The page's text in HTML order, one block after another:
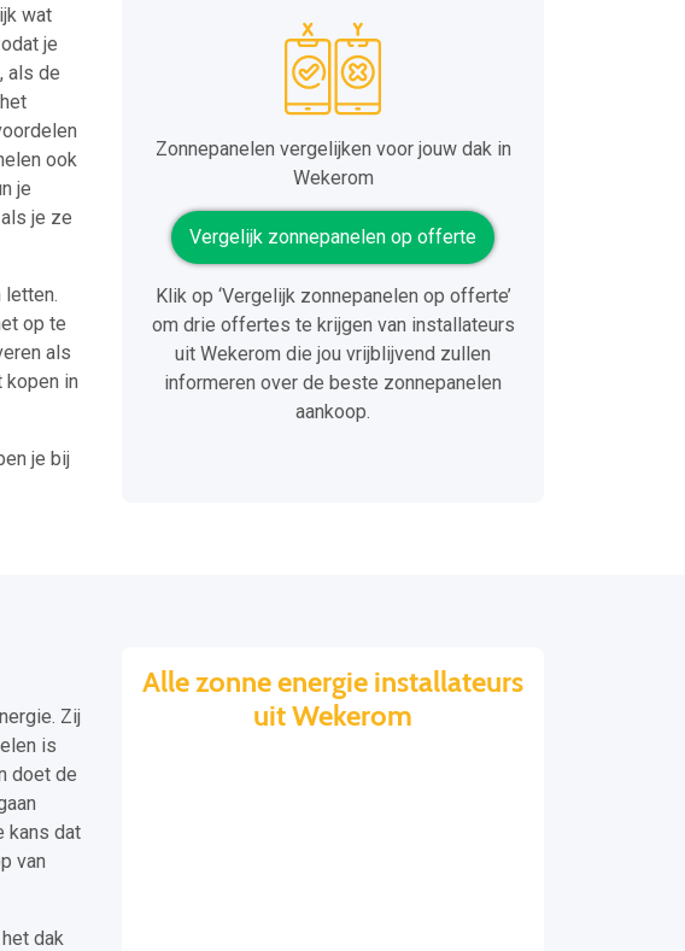
wat
je
als de
ook
je
je ze
letten.
op te
als
kopen in
je bij
Zonnepanelen vergelijken voor jouw dak in
Wekerom
Vergelijk zonnepanelen op offerte
Klik op ‘Vergelijk zonnepanelen op offerte’
om drie offertes te krijgen van installateurs
uit Wekerom die jou vrijblijvend zullen
informeren over de beste zonnepanelen
aankoop.
Zij
is
doet de
kans dat
van
dak
Alle zonne energie installateurs
uit Wekerom